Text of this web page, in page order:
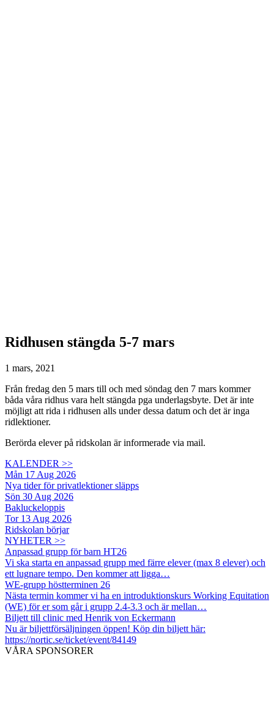
Ridhusen stängda 5-7 mars
1 mars, 2021
Från fredag den 5 mars till och med söndag den 7 mars kommer
båda våra ridhus vara helt stängda pga underlagsbyte. Det är inte
möjligt att rida i ridhusen alls under dessa datum och det är inga
ridlektioner.
Berörda elever på ridskolan är informerade via mail.
KALENDER >>
Mån 17 Aug 2026
Nya tider för privatlektioner släpps
Sön 30 Aug 2026
Bakluckeloppis
Tor 13 Aug 2026
Ridskolan börjar
NYHETER >>
Anpassad grupp för barn HT26
Vi ska starta en anpassad grupp med färre elever (max 8 elever) och
ett lugnare tempo. Den kommer att ligga…
WE-grupp höstterminen 26
Nästa termin kommer vi ha en introduktionskurs Working Equitation
(WE) för er som går i grupp 2.4-3.3 och är mellan…
Biljett till clinic med Henrik von Eckermann
Nu är biljettförsäljningen öppen! Köp din biljett här:
https://nortic.se/ticket/event/84149
VÅRA SPONSORER